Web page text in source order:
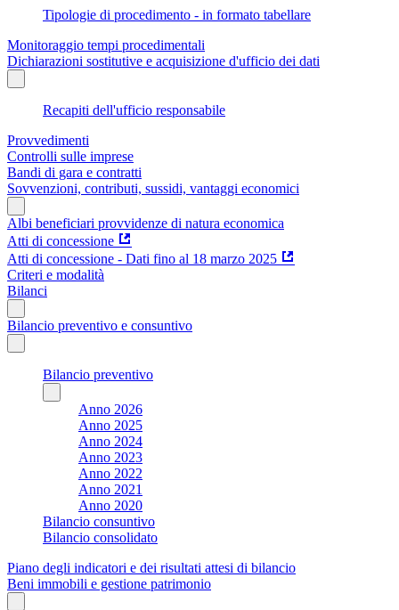
Tipologie di procedimento - in formato tabellare
Monitoraggio tempi procedimentali
Dichiarazioni sostitutive e acquisizione d'ufficio dei dati
Recapiti dell'ufficio responsabile
Provvedimenti
Controlli sulle imprese
Bandi di gara e contratti
Sovvenzioni, contributi, sussidi, vantaggi economici
Albi beneficiari provvidenze di natura economica
Atti di concessione
Atti di concessione - Dati fino al 18 marzo 2025
Criteri e modalità
Bilanci
Bilancio preventivo e consuntivo
Bilancio preventivo
Anno 2026
Anno 2025
Anno 2024
Anno 2023
Anno 2022
Anno 2021
Anno 2020
Bilancio consuntivo
Bilancio consolidato
Piano degli indicatori e dei risultati attesi di bilancio
Beni immobili e gestione patrimonio